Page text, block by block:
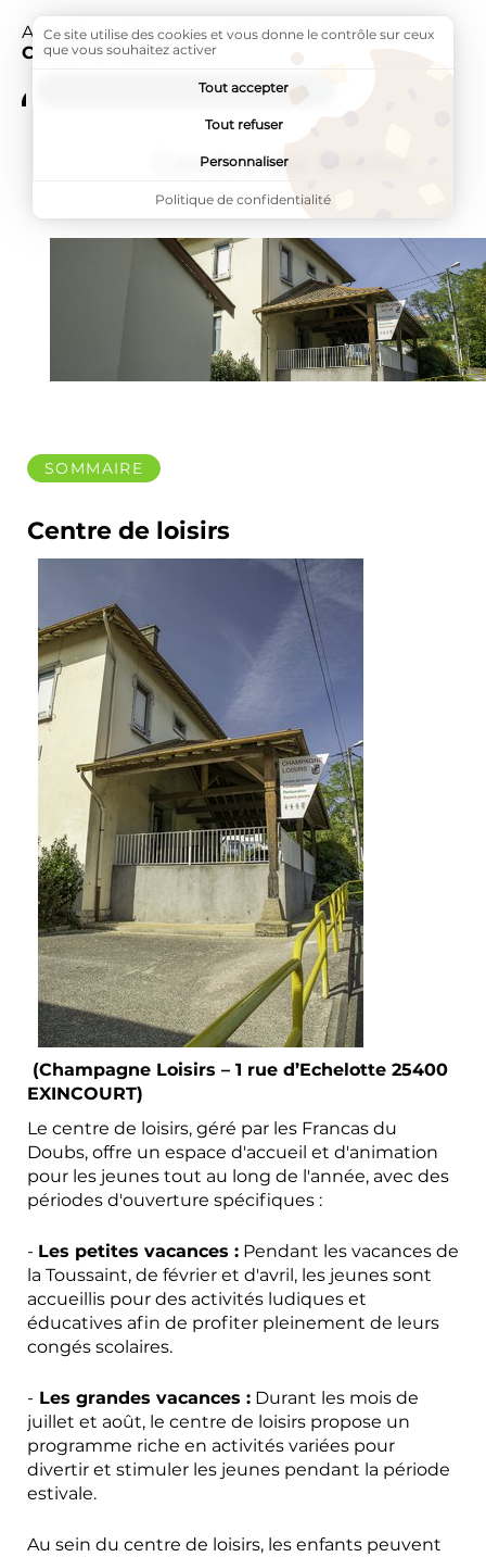
Accueil Vivre ici Enfance et jeunesse
Page
Centre de loisirs
ADDTOANY (SHARE) EST DÉSACTIVÉ.
Centre de loisirs
Centre de loisirs
(Champagne Loisirs – 1 rue d’Echelotte 25400
EXINCOURT)
Le centre de loisirs, géré par les Francas du
Doubs, offre un espace d'accueil et d'animation
pour les jeunes tout au long de l'année, avec des
périodes d'ouverture spécifiques :
- Les petites vacances : Pendant les vacances de
la Toussaint, de février et d'avril, les jeunes sont
accueillis pour des activités ludiques et
éducatives afin de profiter pleinement de leurs
congés scolaires.
- Les grandes vacances : Durant les mois de
juillet et août, le centre de loisirs propose un
programme riche en activités variées pour
divertir et stimuler les jeunes pendant la période
estivale.
Au sein du centre de loisirs, les enfants peuvent
SOMMAIRE
Ce site utilise des cookies et vous donne le contrôle sur ceux
que vous souhaitez activer
Tout accepter
Tout refuser
Personnaliser
Politique de confidentialité